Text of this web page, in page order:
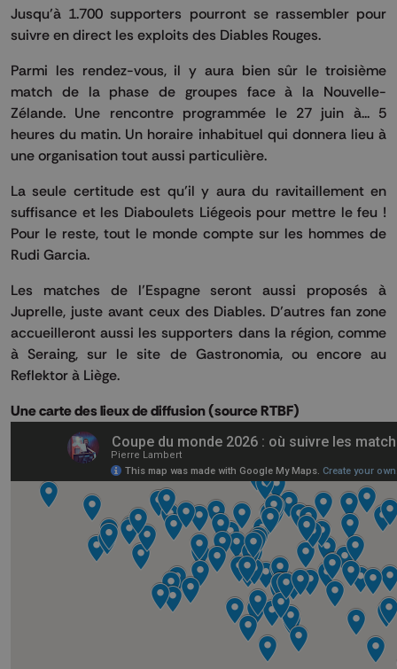
Jusqu’à 1.700 supporters pourront se rassembler pour
suivre en direct les exploits des Diables Rouges.
Parmi les rendez-vous, il y aura bien sûr le troisième
match de la phase de groupes face à la Nouvelle-
Zélande. Une rencontre programmée le 27 juin à... 5
heures du matin. Un horaire inhabituel qui donnera lieu à
une organisation tout aussi particulière.
La seule certitude est qu’il y aura du ravitaillement en
suffisance et les Diaboulets Liégeois pour mettre le feu !
Pour le reste, tout le monde compte sur les hommes de
Rudi Garcia.
Les matches de l’Espagne seront aussi proposés à
Juprelle, juste avant ceux des Diables. D’autres fan zone
accueilleront aussi les supporters dans la région, comme
à Seraing, sur le site de Gastronomia, ou encore au
Reflektor à Liège.
Une carte des lieux de diffusion (source RTBF)